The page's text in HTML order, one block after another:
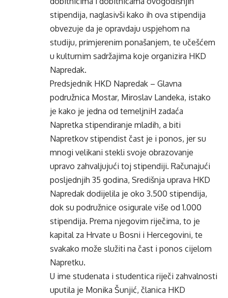
stipendija, naglasivši kako ih ova stipendija
obvezuje da je opravdaju uspjehom na
studiju, primjerenim ponašanjem, te učešćem
u kulturnim sadržajima koje organizira HKD
Napredak.
Predsjednik HKD Napredak – Glavna
podružnica Mostar, Miroslav Landeka, istako
je kako je jedna od temeljniH zadaća
Napretka stipendiranje mladih, a biti
Napretkov stipendist čast je i ponos, jer su
mnogi velikani stekli svoje obrazovanje
upravo zahvaljujući toj stipendiji. Računajući
posljednjih 35 godina, Središnja uprava HKD
Napredak dodijelila je oko 3.500 stipendija,
dok su podružnice osigurale više od 1.000
stipendija. Prema njegovim riječima, to je
kapital za Hrvate u Bosni i Hercegovini, te
svakako može služiti na čast i ponos cijelom
Napretku.
U ime studenata i studentica riječi zahvalnosti
uputila je Monika Šunjić, članica HKD